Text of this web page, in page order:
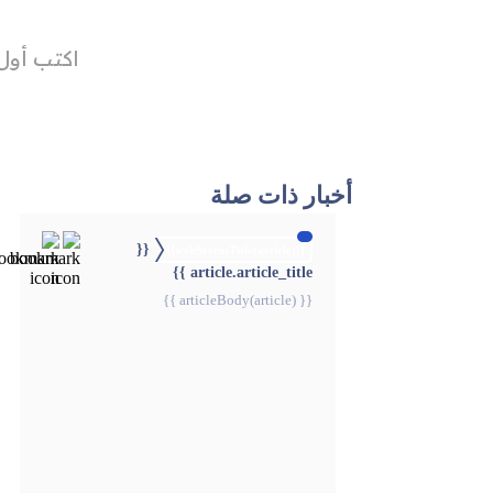
أخبار ذات صلة
{{
article.article_title }}
{{ articleBody(article) }}